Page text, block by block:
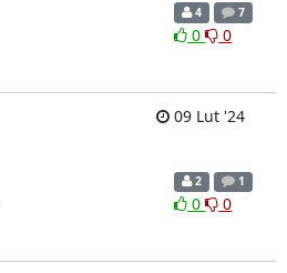
4 7
0 0
09 Lut '24
2 1
0 0